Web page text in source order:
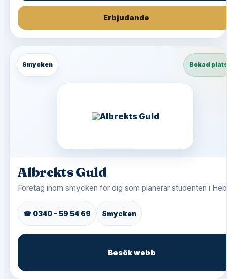
Erbjudande
Smycken Bokad
Albrekts Guld
Företag inom smycken för dig som planerar studenten i
☎ 0340 - 59 54 69 Smycken
Besök webb